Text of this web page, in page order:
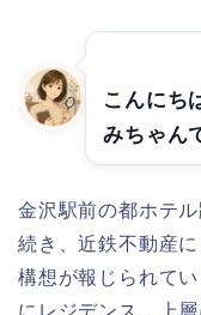
こんにち
みちゃん
金沢駅前の都ホテ
続き、近鉄不動産
構想が報じられて
にレジデンス、上